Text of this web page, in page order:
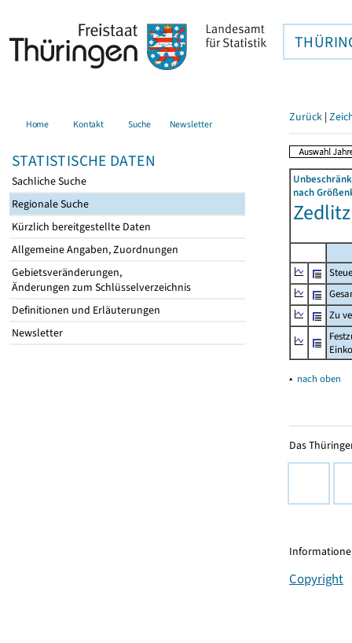
Home Kontakt Suche Newsletter
STATISTISCHE DATEN
Sachliche Suche
Regionale Suche
Kürzlich bereitgestellte Daten
Allgemeine Angaben, Zuordnungen
Gebietsveränderungen,
Änderungen zum Schlüsselverzeichnis
Definitionen und Erläuterungen
Newsletter
Zurück |
nach
Zu
▴ nach oben
Das
Copyright